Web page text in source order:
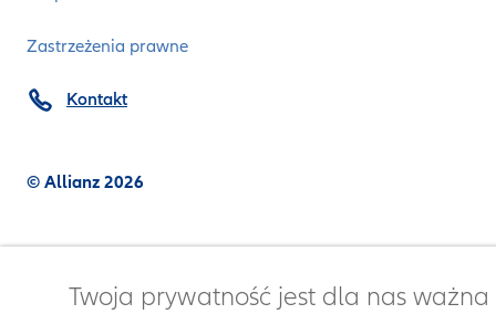
Zastrzeżenia prawne
© Allianz 2026
Kontakt
Twoja prywatność jest dla nas ważna